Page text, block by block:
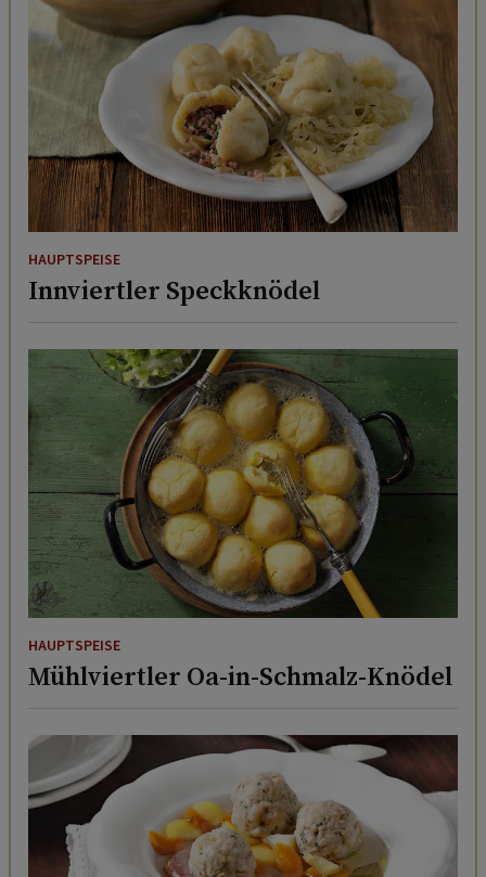
HAUPTSPEISE
Innviertler Speckknödel
HAUPTSPEISE
Mühlviertler Oa-in-Schmalz-Knödel